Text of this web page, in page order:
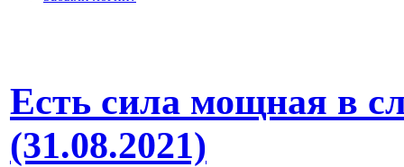
Есть сила мощная в
(31.08.2021)